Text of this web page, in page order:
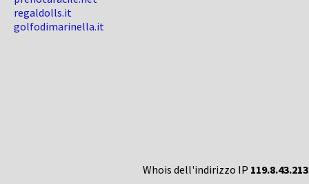
regaldolls.it
golfodimarinella.it
Whois dell'indirizzo IP 119.8.43.213